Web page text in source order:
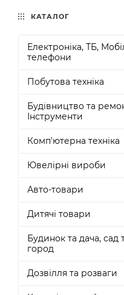
КАТАЛОГ
Електроніка, ТБ,
телефони
Побутова техніка
Будівництво та
Інструменти
Комп'ютерна техніка
Ювелірні вироби
Авто-товари
Дитячі товари
Будинок та дача, сад
город
Дозвілля та розваги